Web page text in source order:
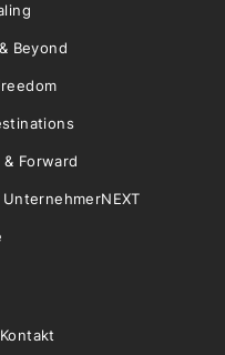
Beyond
& Forward
UnternehmerNEXT
Kontakt